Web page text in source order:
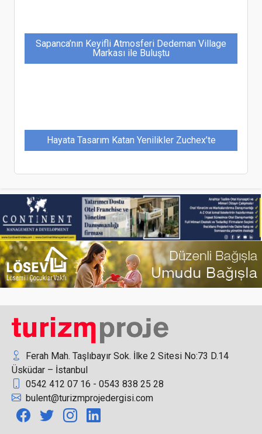
Sapanca’nın Keyifli Atmosferi Dedeman Village
Markası ile Buluştu
Hayata Tasarım Katan Yenilikler Zuchex’te
Eko İklim Zirvesi/Fuarı’na geri sayım başladı
Elite World, Skalite Ödülleri’nde “Turizm Yatırım
Grubu” Kategorisinde Ödüle Layık Görüldü
‘Turizm adına önemli ve güzel bir gelişme’
Ferah Mah. Taşlıbayır Sok. İlke 2 Sitesi No:73 D.14
Üsküdar – İstanbul
0542 412 07 16 - 0543 838 25 28
bulent@turizmprojedergisi.com